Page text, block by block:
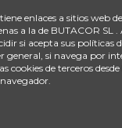
Todos los derechos
enlaces a sitios web
a la de BUTACOR SL .
si acepta sus políticas
general, si navega por
cookies de terceros